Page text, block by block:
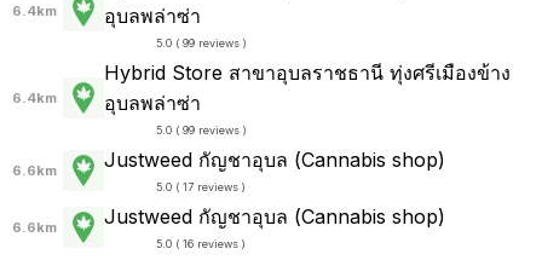
6.4km
อุบลพล่าซ่า
5.0 ( 99 reviews )
6.4km
Hybrid Store สาขาอุบลราชธานี ทุ่งศรีเมืองข้าง
อุบลพล่าซ่า
5.0 ( 99 reviews )
6.6km Justweed กัญชาอุบล (Cannabis shop)
5.0 ( 17 reviews )
6.6km Justweed กัญชาอุบล (Cannabis shop)
5.0 ( 16 reviews )